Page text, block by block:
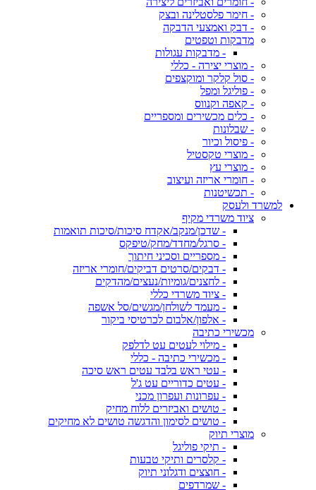
- חימר פלסטלינה ובצק
- דבק ואמצעי הדבקה
מדבקות וטפטים
- מדבקות עגולות
- מוצרי יצירה - כללי
- סול קלקר ומוקצפים
- פוליגל ומפל
- קאפה וקנווס
- כלים מכשירים ומספריים
- שבלונות
- פיסול וכיור
- מוצרי טקסטיל
- מוצרי עץ
- חומרי אריזה ועיצוב
- תכשיטנות
למשרד ולעסק
ציוד משרדי מקיף
- שדכן/מנקב/אקדח סיכות/סיכות תואמות
- סרגל/מחדד/מחק/טיפקס
- מספריים וסכיני חיתוך
- דבקים/סרטים דביקים/חומרי אריזה
- לחצנים/גומיות/נעצים/מהדקים
- ציוד משרדי כללי
- מעמד לשולחן/מגשים/סל אשפה
- אלפון/אלבום לכרטיסי ביקור
מכשירי כתיבה
- מילוי לעטים עט לדלפק
- מכשירי כתיבה - כללי
- עטי ראש בלבד עטים ראש סיכה
- עטים כדוריים עט ג'ל
- עפרונות ועפרון מכני
- טושים ואביזרים ללוח מחיק
- טושים לסימון והדגשה טושים לא מחיקים
מוצרי תיוק
- תיקי פוליגל
- קלסרים ותיקי טבעות
- חוצצים ודגלוני תיוק
- שמרדפים